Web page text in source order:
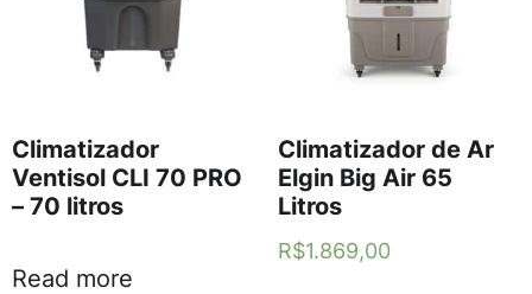
Climatizador
Ventisol CLI 70 PRO
– 70 litros
Read more
Climatizador de Ar
Elgin Big Air 65
Litros
R$1.869,00